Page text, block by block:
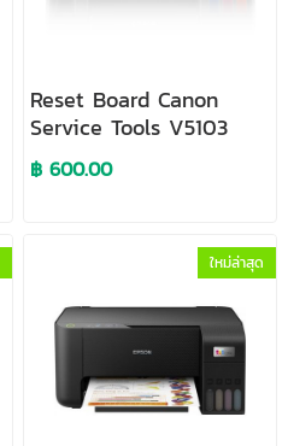
Reset Board Canon
Service Tools V5103
฿ 600.00
ใหม่ล่าสุด